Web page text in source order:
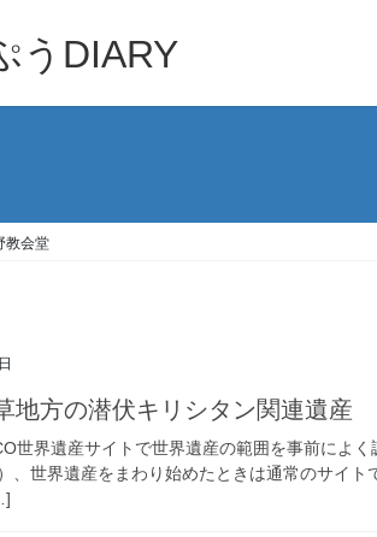
うDIARY
教会堂
地方の潜伏キリシタン関連遺産
世界遺産サイトで世界遺産の範囲を事前によ
、世界遺産をまわり始めたときは通常のサイ